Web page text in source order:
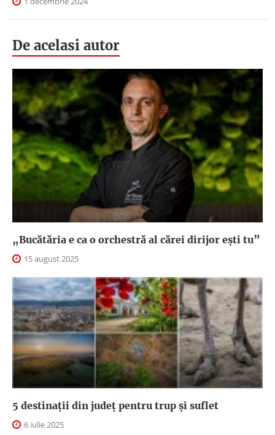
De acelasi autor
„Bucătăria e ca o orchestră al cărei dirijor ești tu”
15 august 2025
5 destinații din județ pentru trup și suflet
6 iulie 2025